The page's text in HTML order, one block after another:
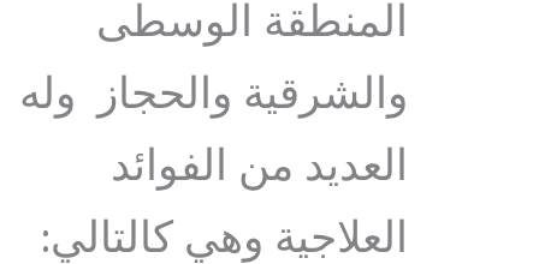
المنطقة الوسطى
والشرقية والحجاز وله
العديد من الفوائد
العلاجية وهي كالتالي: